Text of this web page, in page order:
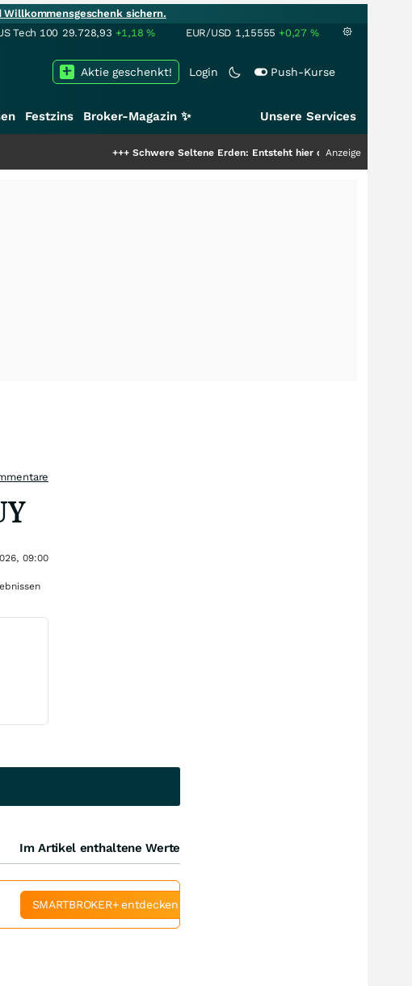
sichern.
Tech 100 29.728,93 +1,18% EUR/USD 1,15555 +0,27 %
Login Push-Kurse
Aktie geschenkt!
Festzins Broker-Magazin ✨ Unsere Services
Schwere Seltene Erden: Entsteht hier die nächste Milliardenstory?
Anzeige
09:00
Im Artikel enthaltene Werte
SMARTBROKER+ entdecken